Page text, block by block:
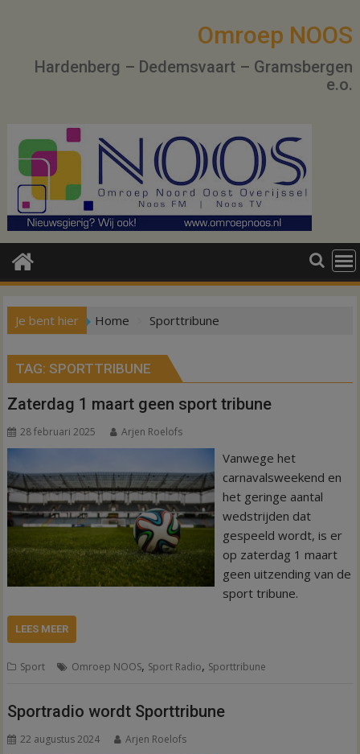
Omroep NOOS
Hardenberg – Dedemsvaart – Gramsbergen
e.o.
Je bent hier Home Sporttribune
TAG:SPORTTRIBUNE
Zaterdag 1 maart geen sport tribune
28 februari 2025 Arjen Roelofs
Vanwege het
carnavalsweekend en
het geringe aantal
wedstrijden dat
gespeeld wordt, is er
op zaterdag 1 maart
geen uitzending van de
sport tribune.
LEES MEER
Sport Omroep NOOS, Sport Radio, Sporttribune
Sportradio wordt Sporttribune
22 augustus 2024 Arjen Roelofs